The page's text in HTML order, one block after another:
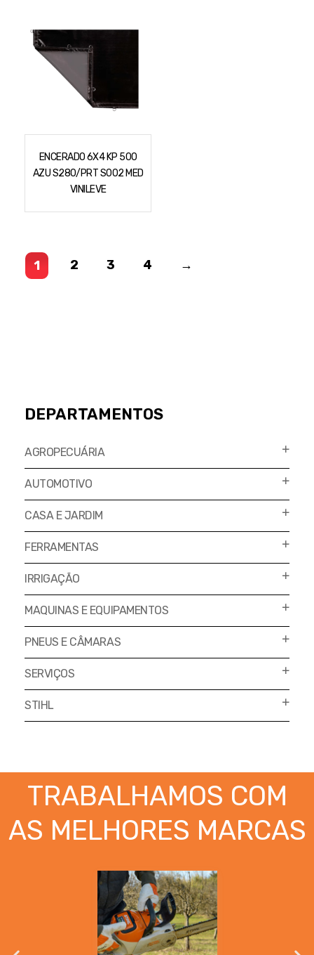
ENCERADO 6X4 KP 500
AZU S280/PRT S002 MED
VINILEVE
1 2 3 4 →
DEPARTAMENTOS
AGROPECUÁRIA
AUTOMOTIVO
CASA E JARDIM
FERRAMENTAS
IRRIGAÇÃO
MAQUINAS E EQUIPAMENTOS
PNEUS E CÂMARAS
SERVIÇOS
STIHL
TRABALHAMOS COM
AS MELHORES MARCAS